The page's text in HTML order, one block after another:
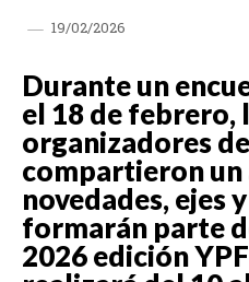
19/02/2026
Durante un
el 18 de febrero,
organizadores
compartieron un
novedades, ejes
formarán parte
2026 edición